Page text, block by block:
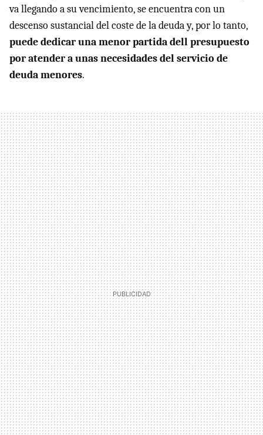
va llegando a su vencimiento, se encuentra con un
descenso sustancial del coste de la deuda y, por lo tanto,
puede dedicar una menor partida dell presupuesto
por atender a unas necesidades del servicio de
deuda menores.